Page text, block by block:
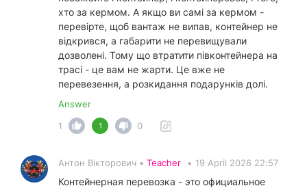
хто за кермом. А якщо ви самі за кермом -
перевірте, щоб вантаж не випав, контейнер не
відкрився, а габарити не перевищували
дозволені. Тому що втратити півконтейнера на
трасі - це вам не жарти. Це вже не
перевезення, а розкидання подарунків долі.
Answer
1
1 0
Антон Вікторович • Teacher • 19 April 2026 22:57
Контейнерная перевозка - это официальное